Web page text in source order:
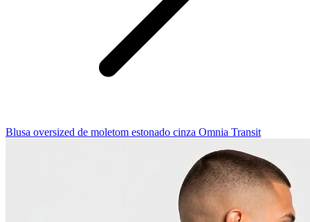
Blusa oversized de moletom estonado cinza Omnia Transit